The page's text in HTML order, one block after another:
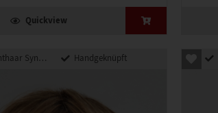
Quickview
Synthetik Mix Handgeknüpft